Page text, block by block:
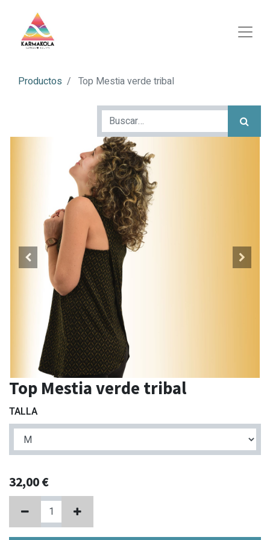
Productos Top Mestia verde tribal
Top Mestia verde tribal
TALLA
32,00€